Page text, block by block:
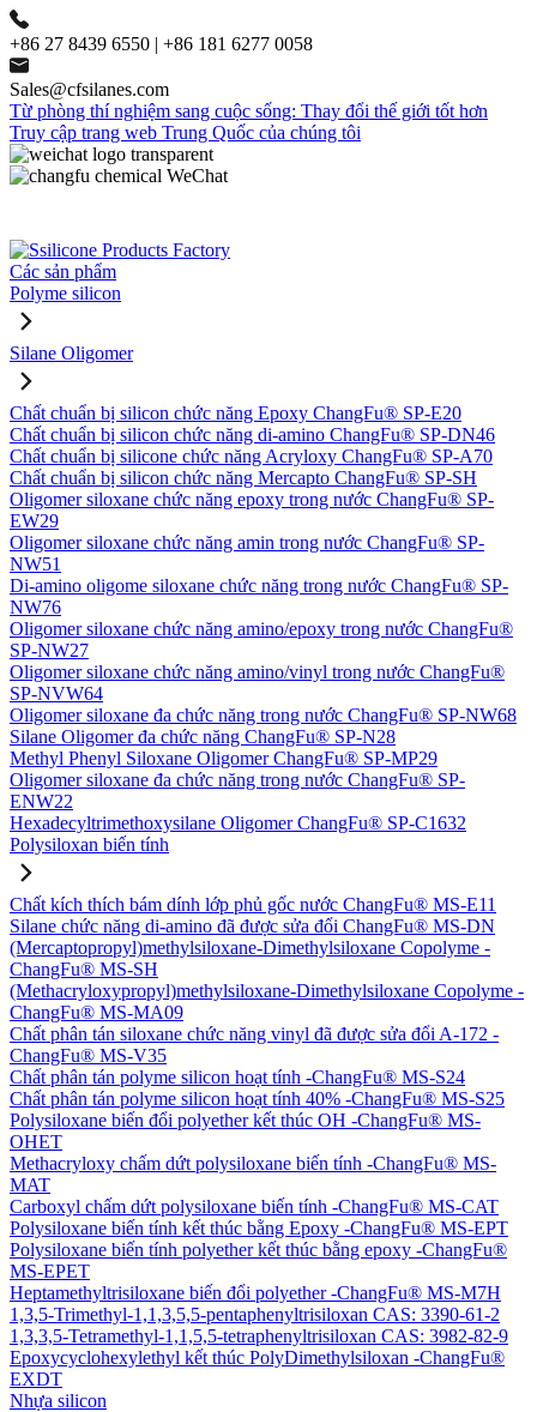
+86 27 8439 6550 | +86 181 6277 0058
Sales@cfsilanes.com
Từ phòng thí nghiệm sang cuộc sống: Thay đổi thế giới tốt hơn
Truy cập trang web Trung Quốc của chúng tôi
Các sản phẩm
Polyme silicon
Silane Oligomer
Chất chuẩn bị silicon chức năng Epoxy ChangFu® SP-E20
Chất chuẩn bị silicon chức năng di-amino ChangFu® SP-DN46
Chất chuẩn bị silicone chức năng Acryloxy ChangFu® SP-A70
Chất chuẩn bị silicon chức năng Mercapto ChangFu® SP-SH
Oligomer siloxane chức năng epoxy trong nước ChangFu® SP-
EW29
Oligomer siloxane chức năng amin trong nước ChangFu® SP-
NW51
Di-amino oligome siloxane chức năng trong nước ChangFu® SP-
NW76
Oligomer siloxane chức năng amino/epoxy trong nước ChangFu®
SP-NW27
Oligomer siloxane chức năng amino/vinyl trong nước ChangFu®
SP-NVW64
Oligomer siloxane đa chức năng trong nước ChangFu® SP-NW68
Silane Oligomer đa chức năng ChangFu® SP-N28
Methyl Phenyl Siloxane Oligomer ChangFu® SP-MP29
Oligomer siloxane đa chức năng trong nước ChangFu® SP-
ENW22
Hexadecyltrimethoxysilane Oligomer ChangFu® SP-C1632
Polysiloxan biến tính
Chất kích thích bám dính lớp phủ gốc nước ChangFu® MS-E11
Silane chức năng di-amino đã được sửa đổi ChangFu® MS-DN
(Mercaptopropyl)methylsiloxane-Dimethylsiloxane Copolyme -
ChangFu® MS-SH
(Methacryloxypropyl)methylsiloxane-Dimethylsiloxane Copolyme -
ChangFu® MS-MA09
Chất phân tán siloxane chức năng vinyl đã được sửa đổi A-172 -
ChangFu® MS-V35
Chất phân tán polyme silicon hoạt tính -ChangFu® MS-S24
Chất phân tán polyme silicon hoạt tính 40% -ChangFu® MS-S25
Polysiloxane biến đổi polyether kết thúc OH -ChangFu® MS-
OHET
Methacryloxy chấm dứt polysiloxane biến tính -ChangFu® MS-
MAT
Carboxyl chấm dứt polysiloxane biến tính -ChangFu® MS-CAT
Polysiloxane biến tính kết thúc bằng Epoxy -ChangFu® MS-EPT
Polysiloxane biến tính polyether kết thúc bằng epoxy -ChangFu®
MS-EPET
Heptamethyltrisiloxane biến đổi polyether -ChangFu® MS-M7H
1,3,5-Trimethyl-1,1,3,5,5-pentaphenyltrisiloxan CAS: 3390-61-2
1,3,3,5-Tetramethyl-1,1,5,5-tetraphenyltrisiloxan CAS: 3982-82-9
Epoxycyclohexylethyl kết thúc PolyDimethylsiloxan -ChangFu®
EXDT
Nhựa silicon